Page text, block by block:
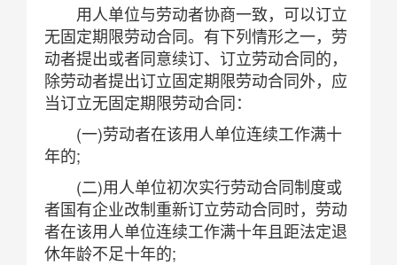
用人单位与劳动者协商一致，可以订立
无固定期限劳动合同。有下列情形之一，劳
动者提出或者同意续订、订立劳动合同的，
除劳动者提出订立固定期限劳动合同外，应
当订立无固定期限劳动合同：
(一)劳动者在该用人单位连续工作满十
年的;
(二)用人单位初次实行劳动合同制度或
者国有企业改制重新订立劳动合同时，劳动
者在该用人单位连续工作满十年且距法定退
休年龄不足十年的;